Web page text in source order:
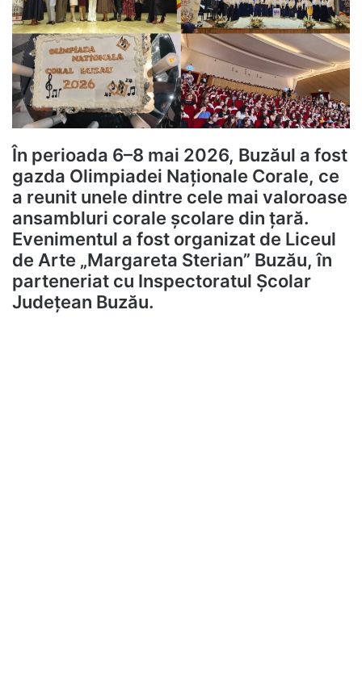
În perioada 6–8 mai 2026, Buzăul a fost
gazda Olimpiadei Naționale Corale, ce
a reunit unele dintre cele mai valoroase
ansambluri corale școlare din țară.
Evenimentul a fost organizat de Liceul
de Arte „Margareta Sterian” Buzău, în
parteneriat cu Inspectoratul Școlar
Județean Buzău.